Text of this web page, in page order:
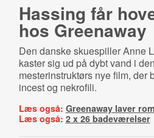
Hassing får
hos Greenaway
Den danske skuespiller Anne
kaster sig ud på dybt vand i
mesterinstruktørs nye film, der
incest og nekrofili.
Læs også: Greenaway laver
Læs også: 2 x 26 badeværelser